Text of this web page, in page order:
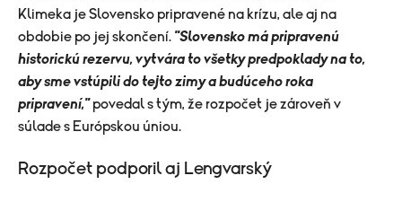
Klimeka je Slovensko pripravené na krízu, ale aj na
obdobie po jej skončení. "Slovensko má pripravenú
historickú rezervu, vytvára to všetky predpoklady na to,
aby sme vstúpili do tejto zimy a budúceho roka
pripravení," povedal s tým, že rozpočet je zároveň v
súlade s Európskou úniou.
Rozpočet podporil aj Lengvarský